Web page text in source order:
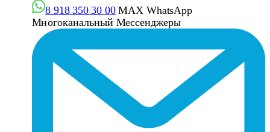
8 918 350 30 00 MAX WhatsApp
Многоканальный Мессенджеры